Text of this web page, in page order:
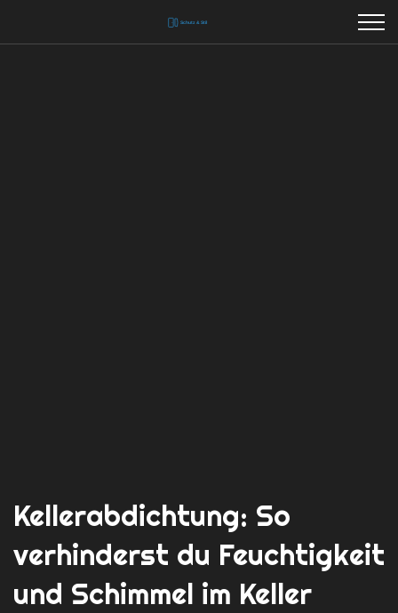
Kellerabdichtung: So
verhinderst du Feuchtigkeit
und Schimmel im Keller